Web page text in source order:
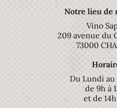
Notre lieu de
Vino
209 avenue du
73000
Du Lundi
de 9h à
et de